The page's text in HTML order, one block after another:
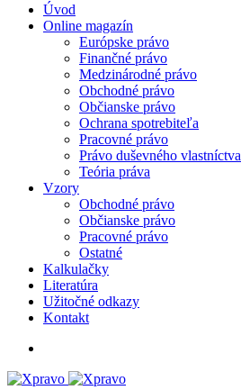
Úvod
Online magazín
Európske právo
Finančné právo
Medzinárodné právo
Obchodné právo
Občianske právo
Ochrana spotrebiteľa
Pracovné právo
Právo duševného vlastníctva
Teória práva
Vzory
Obchodné právo
Občianske právo
Pracovné právo
Ostatné
Kalkulačky
Literatúra
Užitočné odkazy
Kontakt